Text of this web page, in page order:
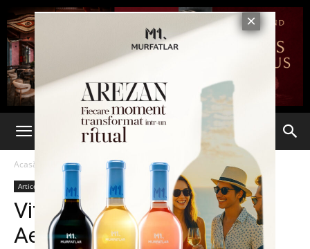
Acasă Articole
Articole
Viteza, o constantă la
Aeroportul Iaşi